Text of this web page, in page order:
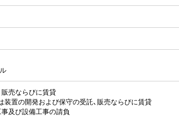
販売ならびに賃貸
装置の開発および保守の受託、販売ならびに賃貸
事及び設備工事の請負